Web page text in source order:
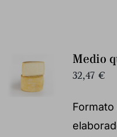
Medio
32,47 €